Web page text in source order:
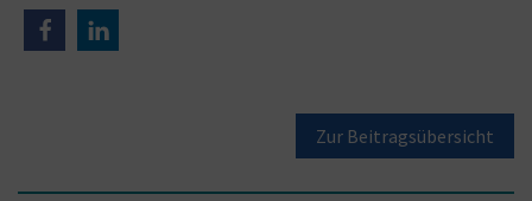
Zur Beitragsübersicht